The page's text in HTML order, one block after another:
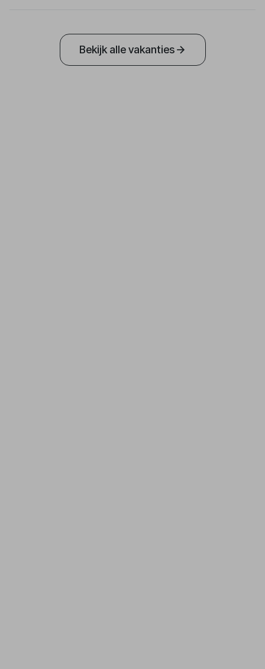
Bekijk alle vakanties